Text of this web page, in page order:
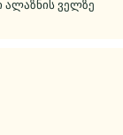
ალაზნის ველზე